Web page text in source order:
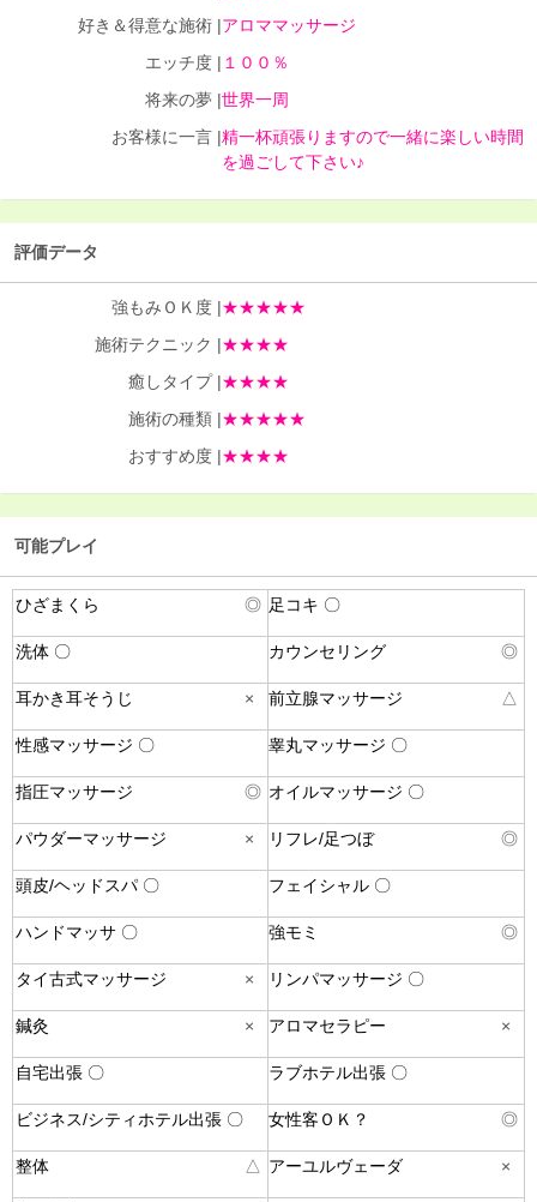
好き＆得意な施術 |アロママッサージ
エッチ度 | １００％
将来の夢 |世界一周
お客様に一言 |精一杯頑張りますので一緒に楽しい時間
を過ごして下さい♪
評価データ
強もみＯＫ度 |★★★★★
施術テクニック |★★★★
癒しタイプ |★★★★
施術の種類 |★★★★★
おすすめ度 |★★★★
可能プレイ
ひざまくら ◎ 足コキ 〇
洗体 〇 カウンセリング ◎
耳かき耳そうじ × 前立腺マッサージ △
性感マッサージ 〇 睾丸マッサージ 〇
指圧マッサージ ◎ オイルマッサージ 〇
パウダーマッサージ × リフレ/足つぼ ◎
頭皮/ヘッドスパ 〇 フェイシャル 〇
ハンドマッサ 〇 強モミ ◎
タイ古式マッサージ × リンパマッサージ 〇
鍼灸 × アロマセラピー ×
自宅出張 〇 ラブホテル出張 〇
ビジネス/シティホテル出張 〇 女性客ＯＫ？ ◎
整体 △ アーユルヴェーダ ×